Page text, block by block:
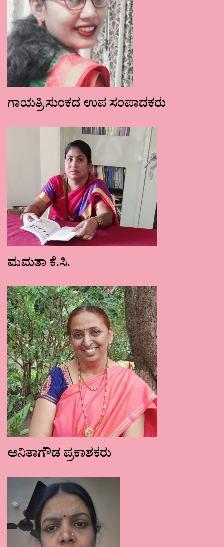
ಗಾಯತ್ರಿ ಸುಂಕದ ಉಪ ಸಂಪಾದಕರು
ಮಮತಾ ಕೆ.ಸಿ.
ಅನಿತಾಗೌಡ ಪ್ರಕಾಶಕರು